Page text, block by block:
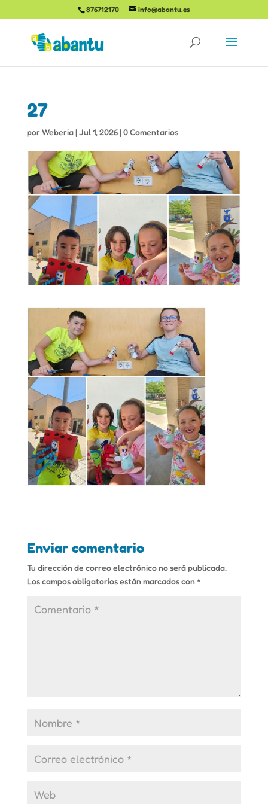
876712170 info@abantu.es
27
porWeberia|Jul 1, 2026|0 Comentarios
Enviar comentario
Tu dirección de correo electrónico no será publicada.
Los campos obligatorios están marcados con*